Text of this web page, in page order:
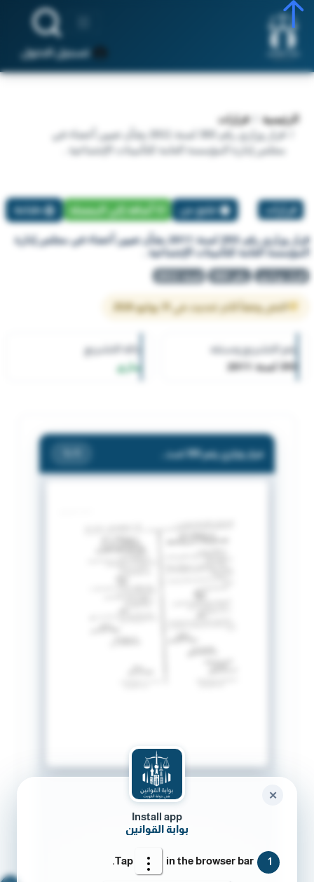
تسجيل الدخول
الرئيسية
قرارات
قرار وزاري رقم 393 لسنة 2011 بشأن تعيين أعضاء في
مجلس إدارة المؤسسة العامة للتأمينات الإجتماعية .
قرارات تبليغ عن أضافة إلي المفضلة طباعة
قرار وزاري رقم 393 لسنة 2011 بشأن تعيين أعضاء في مجلس إدارة
المؤسسة العامة للتأمينات الإجتماعية .
قرار وزاري رقم 393 لسنة 2011
النص وفقاً لآخر تحديث في 31 يوليو 2026
رقم التشريع وسنته
393 لسنة 2011
حالة التشريع
ساري
Install app
بوابة القوانين
1
Tap in the browser bar.
✕